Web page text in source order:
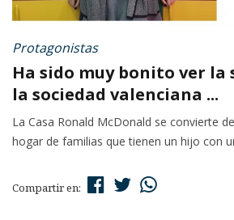
Protagonistas
Ha sido muy bonito ver la
la sociedad valenciana ...
La Casa Ronald McDonald se convierte
hogar de familias que tienen un hijo con
Compartir en: